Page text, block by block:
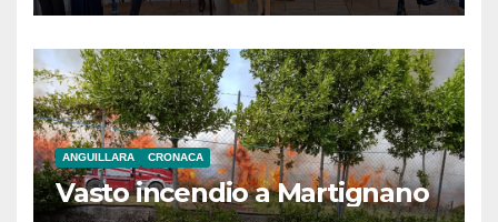
ANGUILLARA CRONACA
Vasto incendio a Martignano